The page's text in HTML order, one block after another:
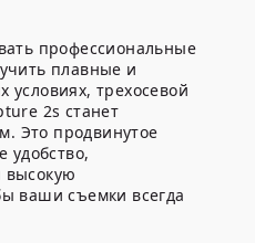
профессиональные
плавные и
трехосевой
2s станет
Это продвинутое
удобство,
высокую
ваши съемки всегда